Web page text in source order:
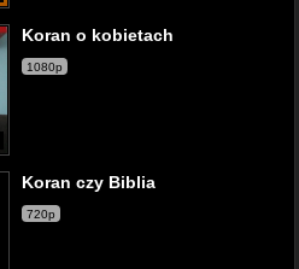
Koran o kobietach
1080p
Koran czy Biblia
720p